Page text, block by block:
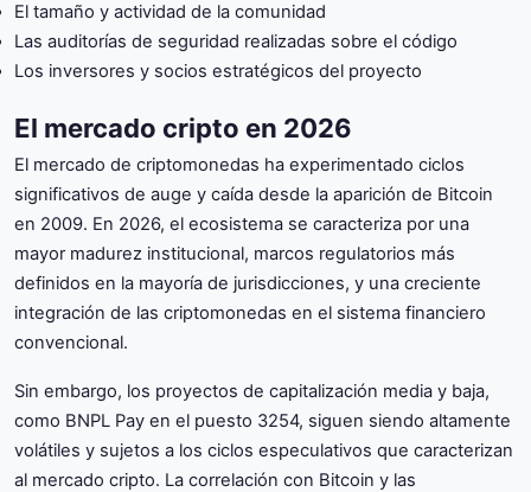
El tamaño y actividad de la comunidad
Las auditorías de seguridad realizadas sobre el código
Los inversores y socios estratégicos del proyecto
El mercado cripto en 2026
El mercado de criptomonedas ha experimentado ciclos
significativos de auge y caída desde la aparición de Bitcoin
en 2009. En 2026, el ecosistema se caracteriza por una
mayor madurez institucional, marcos regulatorios más
definidos en la mayoría de jurisdicciones, y una creciente
integración de las criptomonedas en el sistema financiero
convencional.
Sin embargo, los proyectos de capitalización media y baja,
como BNPL Pay en el puesto 3254, siguen siendo altamente
volátiles y sujetos a los ciclos especulativos que caracterizan
al mercado cripto. La correlación con Bitcoin y las